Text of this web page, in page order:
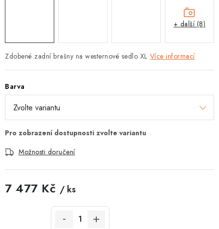
Zdobené zadní brašny na westernové sedlo XL Více informací
Barva
Možnosti doručení
7 477 Kč / ks
+ další (8)